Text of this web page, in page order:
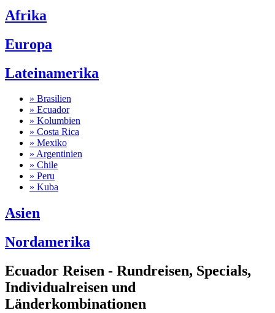
Afrika
Europa
Lateinamerika
» Brasilien
» Ecuador
» Kolumbien
» Costa Rica
» Mexiko
» Argentinien
» Chile
» Peru
» Kuba
Asien
Nordamerika
Ecuador Reisen - Rundreisen, Specials,
Individualreisen und
Länderkombinationen